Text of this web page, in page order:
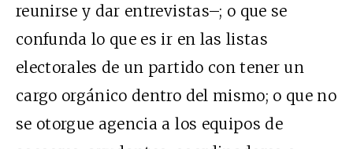
reunirse y dar entrevistas–; o que se
confunda lo que es ir en las listas
electorales de un partido con tener un
cargo orgánico dentro del mismo; o que no
se otorgue agencia a los equipos de